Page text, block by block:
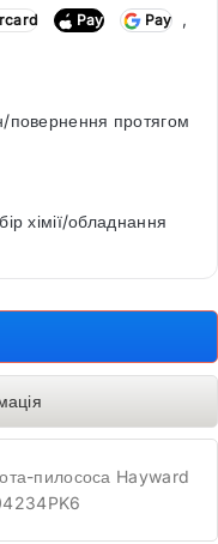
Pay Pay
,
повернення протягом
хімії/обладнання
пилососа Hayward